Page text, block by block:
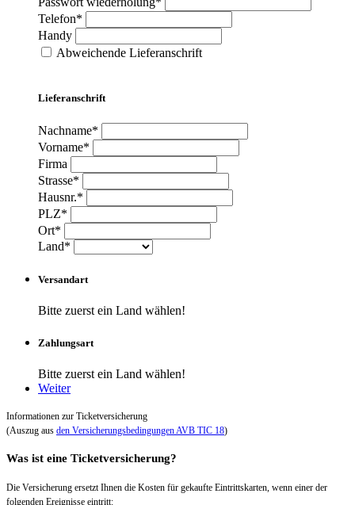
Telefon*
Handy
Abweichende Lieferanschrift
Lieferanschrift
Nachname*
Vorname*
Firma
Strasse*
Hausnr.*
PLZ*
Ort*
Land*
Versandart
Bitte zuerst ein Land wählen!
Zahlungsart
Bitte zuerst ein Land wählen!
Weiter
Informationen zur Ticketversicherung
(Auszug aus den Versicherungsbedingungen AVB TIC 18)
Was ist eine Ticketversicherung?
Die Versicherung ersetzt Ihnen die Kosten für gekaufte Eintrittskarten, wenn einer der
folgenden Ereignisse eintritt: